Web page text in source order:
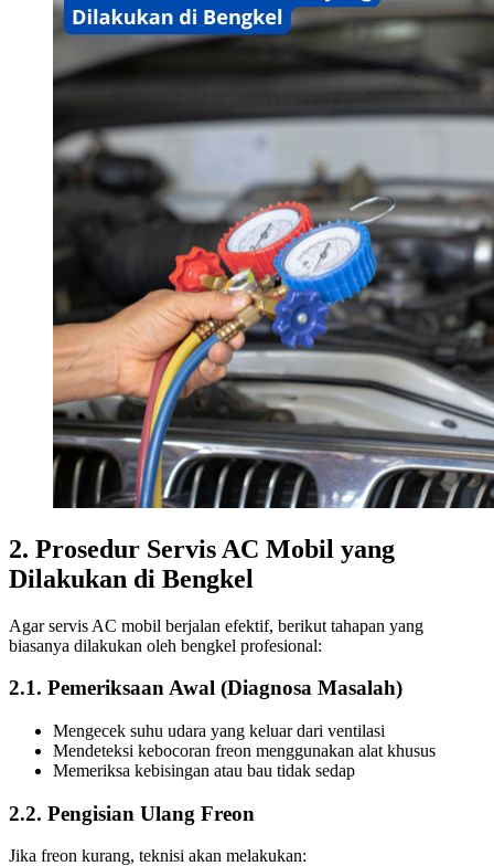
2. Prosedur Servis AC Mobil yang
Dilakukan di Bengkel
Agar servis AC mobil berjalan efektif, berikut tahapan yang
biasanya dilakukan oleh bengkel profesional:
2.1. Pemeriksaan Awal (Diagnosa Masalah)
Mengecek suhu udara yang keluar dari ventilasi
Mendeteksi kebocoran freon menggunakan alat khusus
Memeriksa kebisingan atau bau tidak sedap
2.2. Pengisian Ulang Freon
Jika freon kurang, teknisi akan melakukan: